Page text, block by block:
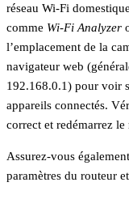
réseau Wi-Fi
comme Wi-Fi Analyzer
l’emplacement de la
navigateur web
192.168.0.1) pour voir
appareils connectés.
correct et redémarrez le
Assurez-vous
paramètres du routeur